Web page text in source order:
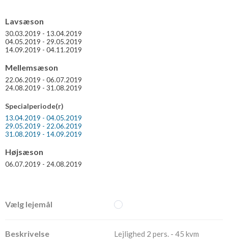
Lavsæson
30.03.2019 - 13.04.2019
04.05.2019 - 29.05.2019
14.09.2019 - 04.11.2019
Mellemsæson
22.06.2019 - 06.07.2019
24.08.2019 - 31.08.2019
Specialperiode(r)
13.04.2019 - 04.05.2019
29.05.2019 - 22.06.2019
31.08.2019 - 14.09.2019
Højsæson
06.07.2019 - 24.08.2019
Lejlighed 2 pers. - 45 kvm